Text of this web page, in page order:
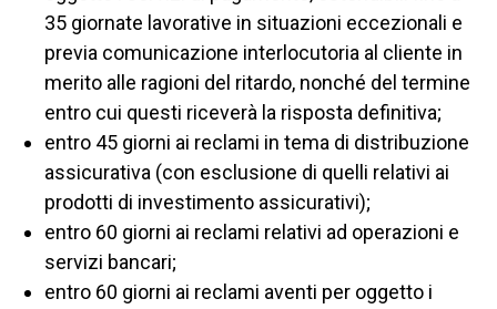
35 giornate lavorative in situazioni eccezionali e
previa comunicazione interlocutoria al cliente in
merito alle ragioni del ritardo, nonché del termine
entro cui questi riceverà la risposta definitiva;
entro 45 giorni ai reclami in tema di distribuzione
assicurativa (con esclusione di quelli relativi ai
prodotti di investimento assicurativi);
entro 60 giorni ai reclami relativi ad operazioni e
servizi bancari;
entro 60 giorni ai reclami aventi per oggetto i